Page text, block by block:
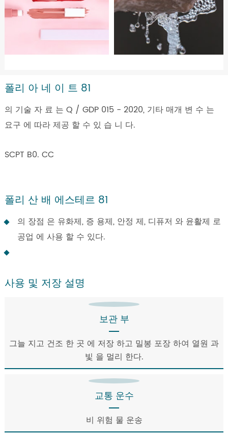
폴리 아 네 이 트 81
의 기술 자 료 는 Q / GDP 015 - 2020, 기타 매개 변 수 는
요구 에 따라 제공 할 수 있 습 니 다.
SCPT B0. CC
폴리 산 배 에스테르 81
의 장점 은 유화제, 증 용제, 안정 제, 디퓨저 와 윤활제 로
공업 에 사용 할 수 있다.
사용 및 저장 설명
보관 부
그늘 지고 건조 한 곳 에 저장 하고 밀봉 포장 하여 열원 과
빛 을 멀리 한다.
교통 운수
비 위험 물 운송